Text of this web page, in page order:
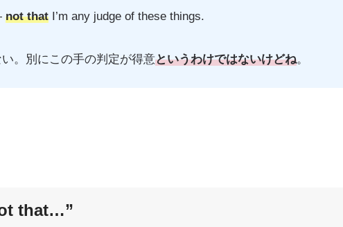
not that I’m any judge of these things.
。別にこの手の判定が得意というわけではないけどね。
that…”